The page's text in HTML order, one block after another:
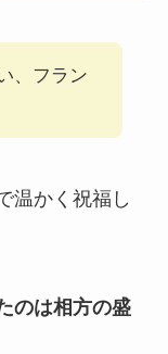
、フラン
温かく祝福し
のは相方の盛